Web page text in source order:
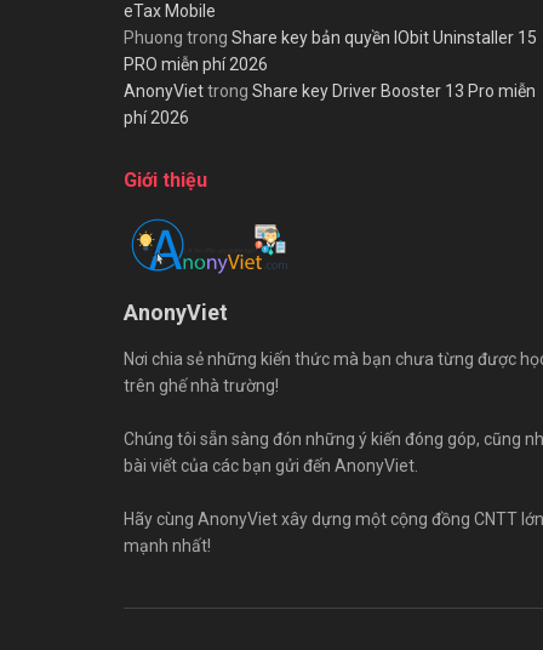
eTax Mobile
Phuong trong Share key bản quyền IObit Uninstaller 15
PRO miễn phí 2026
AnonyViettrong Share key Driver Booster 13 Pro miễn
phí 2026
Giới thiệu
AnonyViet
Nơi chia sẻ những kiến thức mà bạn chưa từng được
trên ghế nhà trường!
Chúng tôi sẵn sàng đón những ý kiến đóng góp, cũng
bài viết của các bạn gửi đến AnonyViet.
Hãy cùng AnonyViet xây dựng một cộng đồng CNTT lớn
mạnh nhất!